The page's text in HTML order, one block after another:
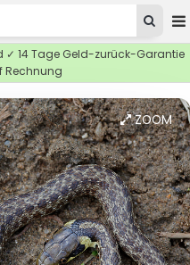
14 Tage Geld-zurück-Garantie
Rechnung
ZOOM